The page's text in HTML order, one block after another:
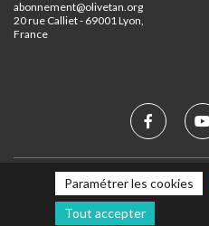
abonnement@olivetan.org
20 rue Calliet - 69001 Lyon,
France
Mentions légales
Paramétrer les cookies
Tout accepter